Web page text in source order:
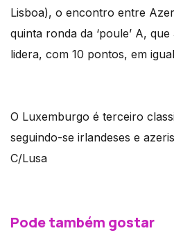
Lisboa), o encontro entre
quinta ronda da ‘poule’ A,
lidera, com 10 pontos, em
O Luxemburgo é terceiro
seguindo-se irlandeses e
C/Lusa
Pode também gostar